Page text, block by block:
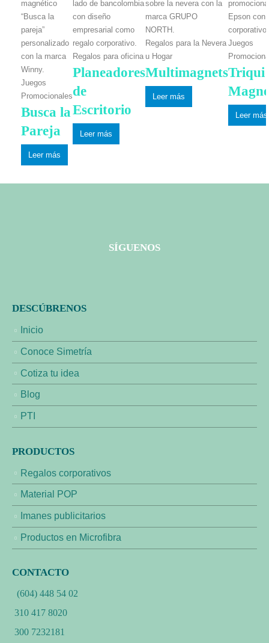
Juegos
Promocionales
Busca la
Pareja
Leer más
Regalos para oficina
Planeadores
de
Escritorio
Leer más
Regalos para la Nevera
u Hogar
Multimagnets
Leer más
Juegos
Triqui
Leer más
SÍGUENOS
DESCÚBRENOS
Inicio
Conoce Simetría
Cotiza tu idea
Blog
PTI
PRODUCTOS
Regalos corporativos
Material POP
Imanes publicitarios
Productos en Microfibra
CONTACTO
(604) 448 54 02
310 417 8020
300 7232181